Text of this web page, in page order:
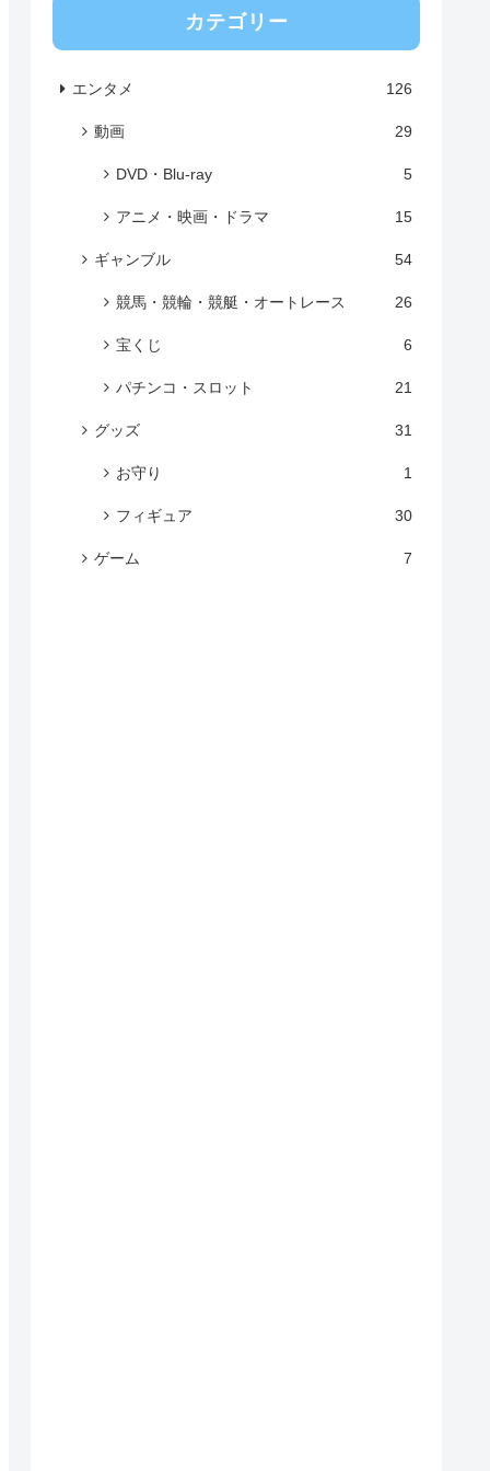
カテゴリー
エンタメ 126
動画 29
DVD・Blu-ray 5
アニメ・映画・ドラマ 15
ギャンブル 54
競馬・競輪・競艇・オートレース 26
宝くじ 6
パチンコ・スロット 21
グッズ 31
お守り 1
フィギュア 30
ゲーム 7